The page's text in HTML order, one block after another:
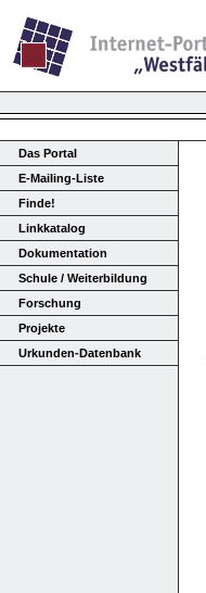
Das Portal
E-Mailing-Liste
Finde!
Linkkatalog
Dokumentation
Schule / Weiterbildung
Forschung
Projekte
Urkunden-Datenbank